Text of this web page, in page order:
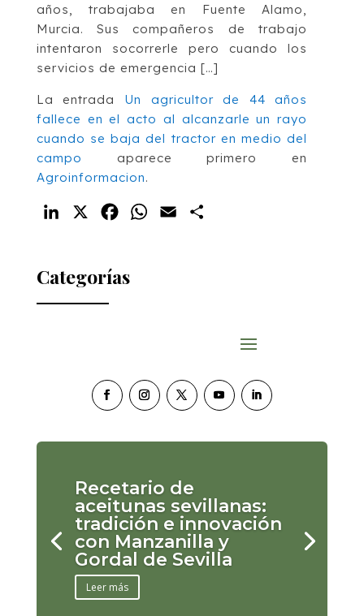
años, trabajaba en Fuente Alamo,
Murcia. Sus compañeros de trabajo
intentaron socorrerle pero cuando los
servicios de emergencia […]
La entrada Un agricultor de 44 años
fallece en el acto al alcanzarle un rayo
cuando se baja del tractor en medio del
campo aparece primero en
Agroinformacion.
LinkedIn FacebookWhatsApp
Email
Categorías
Recetario de
aceitunas sevillanas:
tradición e innovación
con Manzanilla y
Gordal de Sevilla
Leer más